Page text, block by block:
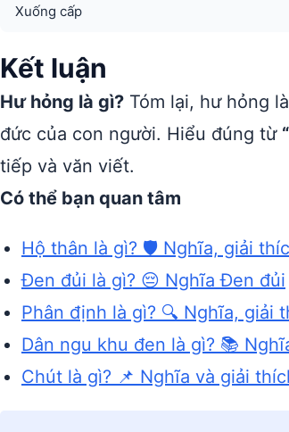
Xuống cấp
Kết luận
Hư hỏng là gì? Tóm lại, hư hỏng
đức của con người. Hiểu đúng từ
tiếp và văn viết.
Có thể bạn quan tâm
Hộ thân là gì? 🛡️ Nghĩa, giải
Đen đủi là gì? 😔 Nghĩa Đen đủi
Phân định là gì? 🔍 Nghĩa, giải
Dân ngu khu đen là gì? 📚
Chút là gì? 📌 Nghĩa và giải